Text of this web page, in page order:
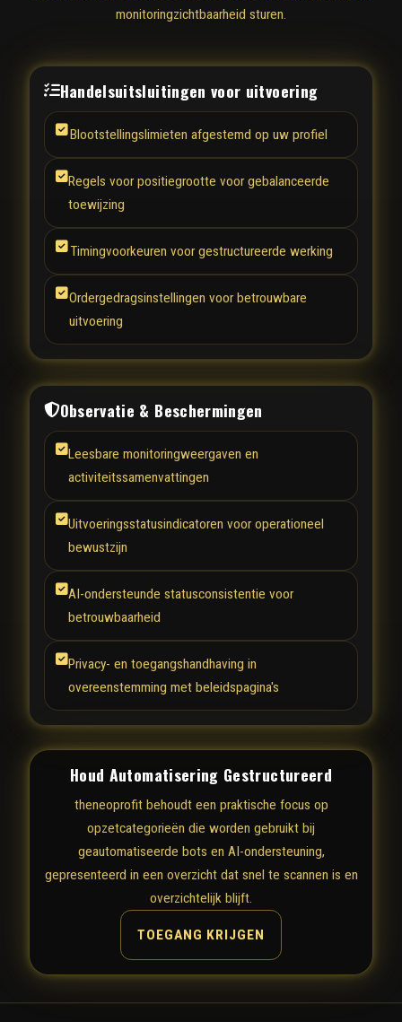
monitoringzichtbaarheid sturen.
Handelsuitsluitingen voor uitvoering
Blootstellingslimieten afgestemd op uw profiel
Regels voor positiegrootte voor gebalanceerde
toewijzing
Timingvoorkeuren voor gestructureerde werking
Ordergedragsinstellingen voor betrouwbare
uitvoering
Observatie & Beschermingen
Leesbare monitoringweergaven en
activiteitssamenvattingen
Uitvoeringsstatusindicatoren voor operationeel
bewustzijn
AI-ondersteunde statusconsistentie voor
betrouwbaarheid
Privacy- en toegangshandhaving in
overeenstemming met beleidspagina's
Houd Automatisering Gestructureerd
theneoprofit behoudt een praktische focus op
opzetcategorieën die worden gebruikt bij
geautomatiseerde bots en AI-ondersteuning,
gepresenteerd in een overzicht dat snel te scannen is en
overzichtelijk blijft.
TOEGANG KRIJGEN